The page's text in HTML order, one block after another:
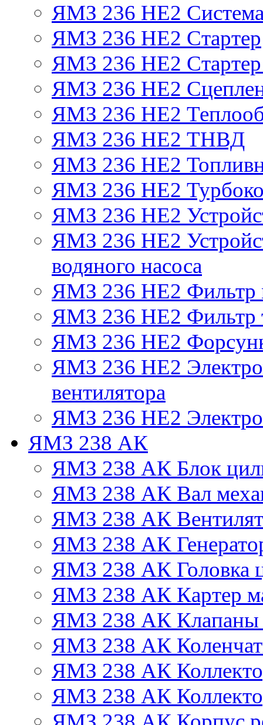
ЯМЗ 236 НЕ2
ЯМЗ 236 НЕ2 Стартер
ЯМЗ 236 НЕ2 Стартер
ЯМЗ 236 НЕ2
ЯМЗ 236 НЕ2
ЯМЗ 236 НЕ2 ТНВД
ЯМЗ 236 НЕ2
ЯМЗ 236 НЕ2
ЯМЗ 236 НЕ2
ЯМЗ 236 НЕ2
водяного насоса
ЯМЗ 236 НЕ2 Фильтр
ЯМЗ 236 НЕ2 Фильтр
ЯМЗ 236 НЕ2
ЯМЗ 236 НЕ2
вентилятора
ЯМЗ 236 НЕ2
ЯМЗ 238 АК
ЯМЗ 238 АК Блок
ЯМЗ 238 АК Вал
ЯМЗ 238 АК
ЯМЗ 238 АК
ЯМЗ 238 АК Головка
ЯМЗ 238 АК Картер
ЯМЗ 238 АК Клапаны
ЯМЗ 238 АК
ЯМЗ 238 АК
ЯМЗ 238 АК